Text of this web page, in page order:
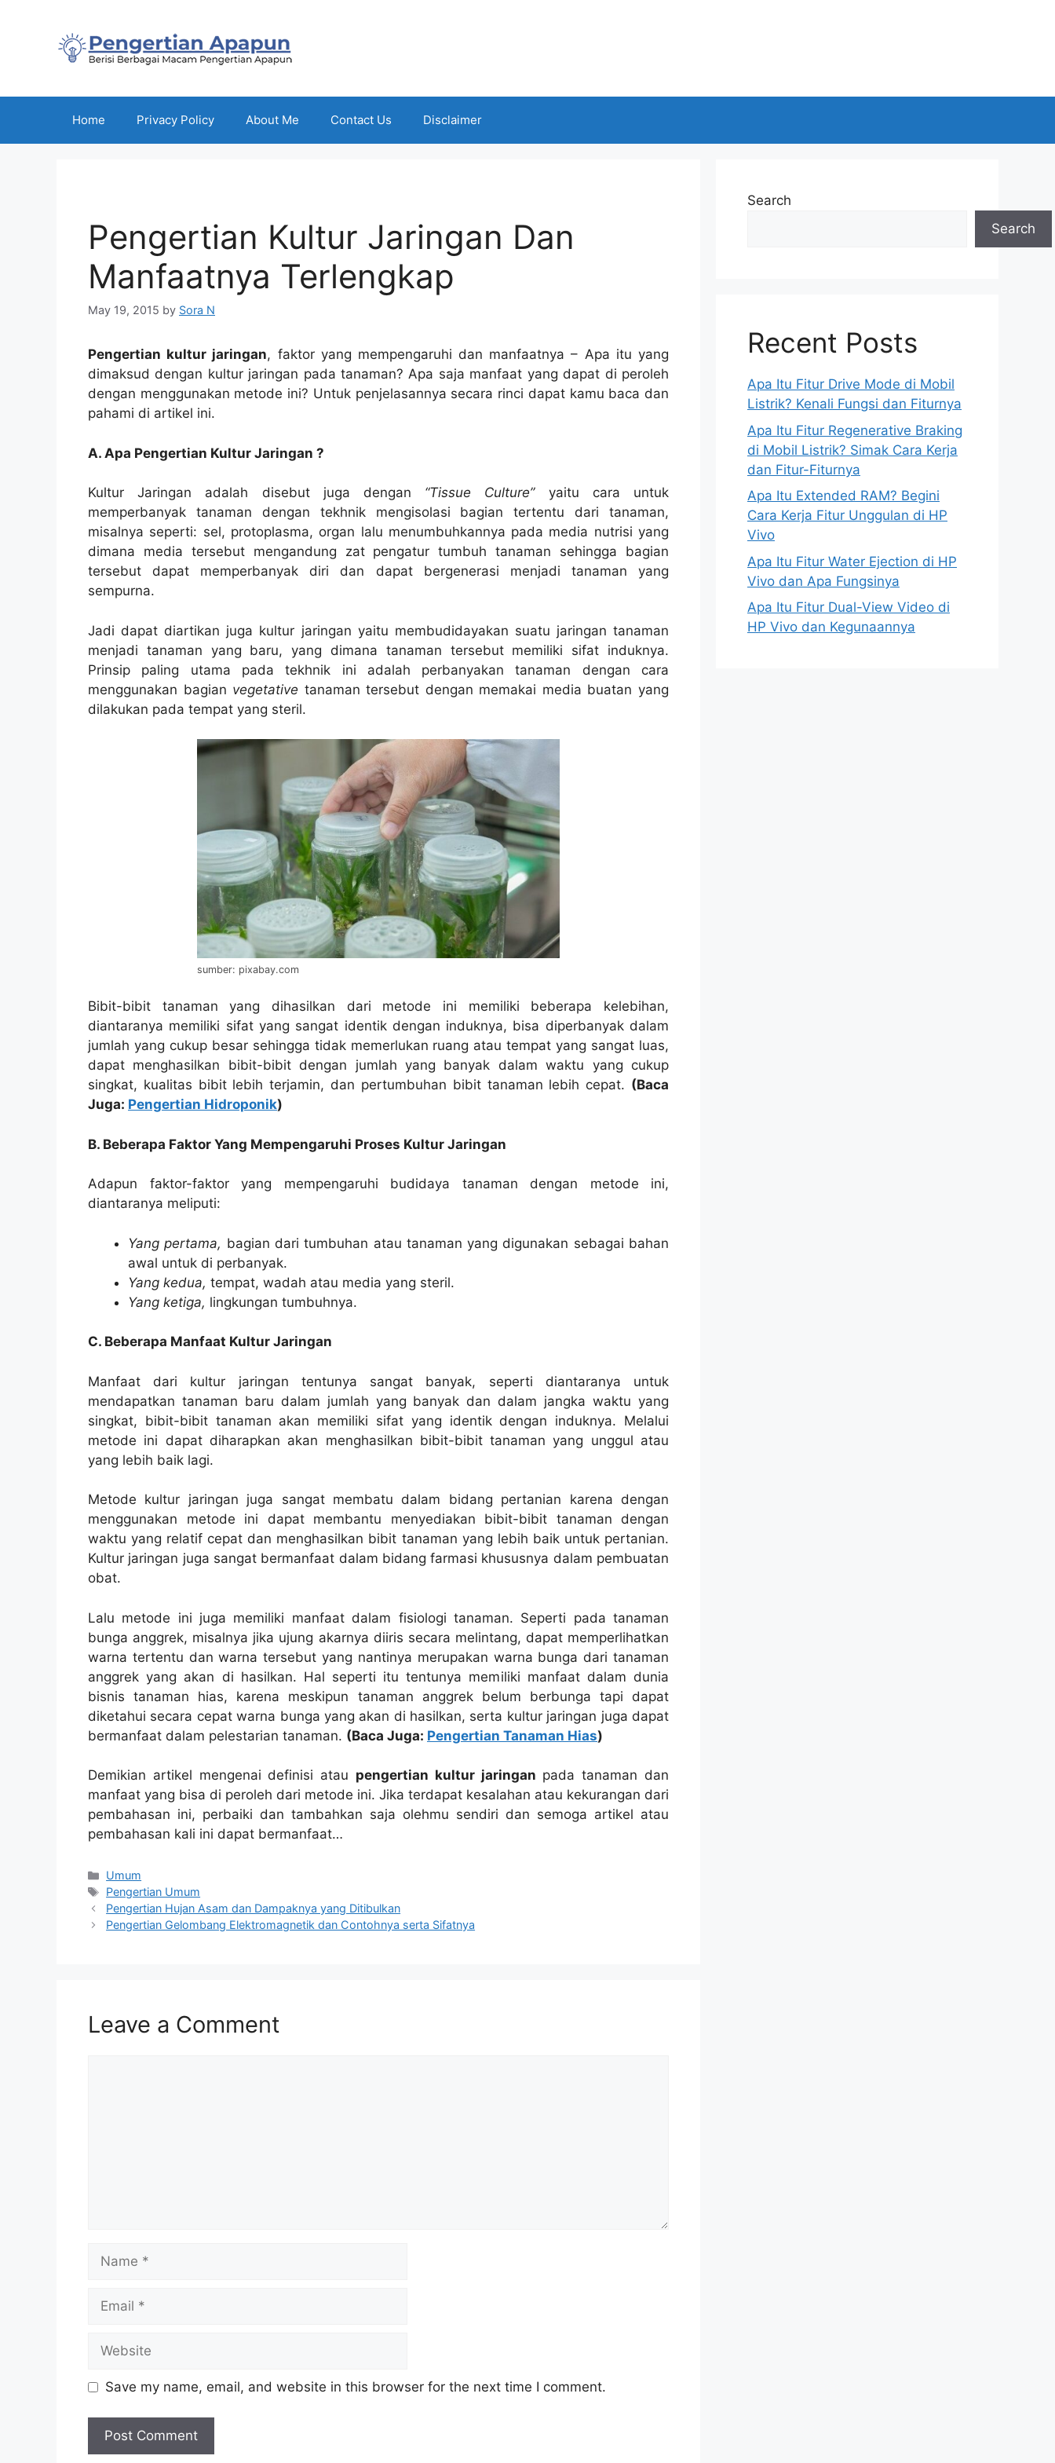
Home Privacy Policy About Me Contact Us Disclaimer
Pengertian Kultur Jaringan Dan
Manfaatnya Terlengkap
May 19, 2015 by Sora N
Pengertian kultur jaringan, faktor yang mempengaruhi dan manfaatnya – Apa itu yang
dimaksud dengan kultur jaringan pada tanaman? Apa saja manfaat yang dapat di peroleh
dengan menggunakan metode ini? Untuk penjelasannya secara rinci dapat kamu baca dan
pahami di artikel ini.
A. Apa Pengertian Kultur Jaringan ?
Kultur Jaringan adalah disebut juga dengan “Tissue Culture”yaitu cara untuk
memperbanyak tanaman dengan tekhnik mengisolasi bagian tertentu dari tanaman,
misalnya seperti: sel, protoplasma, organ lalu menumbuhkannya pada media nutrisi yang
dimana media tersebut mengandung zat pengatur tumbuh tanaman sehingga bagian
tersebut dapat memperbanyak diri dan dapat bergenerasi menjadi tanaman yang
sempurna.
Jadi dapat diartikan juga kultur jaringan yaitu membudidayakan suatu jaringan tanaman
menjadi tanaman yang baru, yang dimana tanaman tersebut memiliki sifat induknya.
Prinsip paling utama pada tekhnik ini adalah perbanyakan tanaman dengan cara
menggunakan bagian vegetative tanaman tersebut dengan memakai media buatan yang
dilakukan pada tempat yang steril.
sumber: pixabay.com
Bibit-bibit tanaman yang dihasilkan dari metode ini memiliki beberapa kelebihan,
diantaranya memiliki sifat yang sangat identik dengan induknya, bisa diperbanyak dalam
jumlah yang cukup besar sehingga tidak memerlukan ruang atau tempat yang sangat luas,
dapat menghasilkan bibit-bibit dengan jumlah yang banyak dalam waktu yang cukup
singkat, kualitas bibit lebih terjamin, dan pertumbuhan bibit tanaman lebih cepat. (Baca
Juga: Pengertian Hidroponik)
B. Beberapa Faktor Yang Mempengaruhi Proses Kultur Jaringan
Adapun faktor-faktor yang mempengaruhi budidaya tanaman dengan metode ini,
diantaranya meliputi:
Yang pertama, bagian dari tumbuhan atau tanaman yang digunakan sebagai bahan
awal untuk di perbanyak.
Yang kedua, tempat, wadah atau media yang steril.
Yang ketiga, lingkungan tumbuhnya.
C. Beberapa Manfaat Kultur Jaringan
Manfaat dari kultur jaringan tentunya sangat banyak, seperti diantaranya untuk
mendapatkan tanaman baru dalam jumlah yang banyak dan dalam jangka waktu yang
singkat, bibit-bibit tanaman akan memiliki sifat yang identik dengan induknya. Melalui
metode ini dapat diharapkan akan menghasilkan bibit-bibit tanaman yang unggul atau
yang lebih baik lagi.
Metode kultur jaringan juga sangat membatu dalam bidang pertanian karena dengan
menggunakan metode ini dapat membantu menyediakan bibit-bibit tanaman dengan
waktu yang relatif cepat dan menghasilkan bibit tanaman yang lebih baik untuk pertanian.
Kultur jaringan juga sangat bermanfaat dalam bidang farmasi khususnya dalam pembuatan
obat.
Lalu metode ini juga memiliki manfaat dalam fisiologi tanaman. Seperti pada tanaman
bunga anggrek, misalnya jika ujung akarnya diiris secara melintang, dapat memperlihatkan
warna tertentu dan warna tersebut yang nantinya merupakan warna bunga dari tanaman
anggrek yang akan di hasilkan. Hal seperti itu tentunya memiliki manfaat dalam dunia
bisnis tanaman hias, karena meskipun tanaman anggrek belum berbunga tapi dapat
diketahui secara cepat warna bunga yang akan di hasilkan, serta kultur jaringan juga dapat
bermanfaat dalam pelestarian tanaman. (Baca Juga: Pengertian Tanaman Hias)
Demikian artikel mengenai definisi atau pengertian kultur jaringan pada tanaman dan
manfaat yang bisa di peroleh dari metode ini. Jika terdapat kesalahan atau kekurangan dari
pembahasan ini, perbaiki dan tambahkan saja olehmu sendiri dan semoga artikel atau
pembahasan kali ini dapat bermanfaat…
Categories
Umum
Tags
Pengertian Umum
Pengertian Hujan Asam dan Dampaknya yang Ditibulkan
Pengertian Gelombang Elektromagnetik dan Contohnya serta Sifatnya
Leave a Comment
Name
Email
Website
Save my name, email, and website in this browser for the next time I comment.
Search
Search
Recent Posts
Apa Itu Fitur Drive Mode di Mobil
Listrik? Kenali Fungsi dan Fiturnya
Apa Itu Fitur Regenerative Braking
di Mobil Listrik? Simak Cara Kerja
dan Fitur-Fiturnya
Apa Itu Extended RAM? Begini
Cara Kerja Fitur Unggulan di HP
Vivo
Apa Itu Fitur Water Ejection di HP
Vivo dan Apa Fungsinya
Apa Itu Fitur Dual-View Video di
HP Vivo dan Kegunaannya